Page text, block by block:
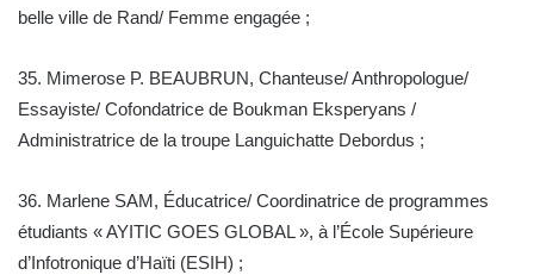
belle ville de Rand/ Femme engagée ;
35. Mimerose P. BEAUBRUN, Chanteuse/ Anthropologue/
Essayiste/ Cofondatrice de Boukman Eksperyans /
Administratrice de la troupe Languichatte Debordus ;
36. Marlene SAM, Éducatrice/ Coordinatrice de programmes
étudiants « AYITIC GOES GLOBAL », à l’École Supérieure
d’Infotronique d’Haïti (ESIH) ;